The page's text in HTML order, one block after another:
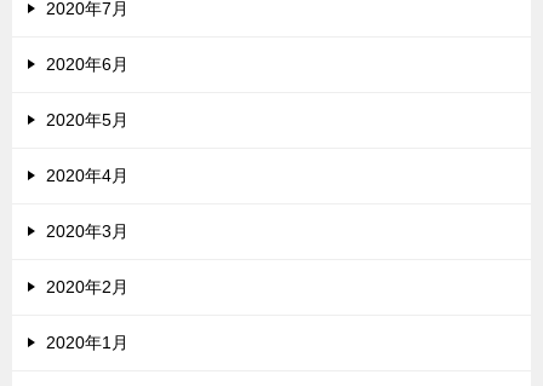
2020年7月
2020年6月
2020年5月
2020年4月
2020年3月
2020年2月
2020年1月